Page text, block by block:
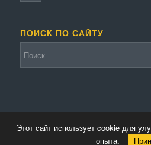
ПОИСК ПО САЙТУ
© Копирайт - Металлолом.Персональные
Этот сайт использует cookie для
опыта.